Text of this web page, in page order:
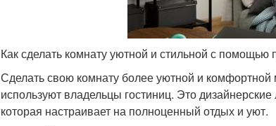
Как сделать комнату уютной и стильной с помощью
Сделать свою комнату более уютной и
используют владельцы гостиниц. Это
которая настраивает на полноценный отдых и уют.